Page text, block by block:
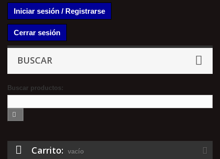
Iniciar sesión / Registrarse
Cerrar sesión
BUSCAR
Buscar productos:
Carrito: vacío